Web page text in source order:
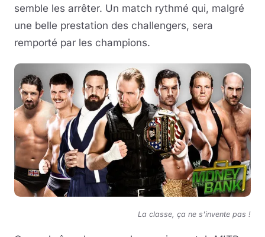
semble les arrêter. Un match rythmé qui, malgré
une belle prestation des challengers, sera
remporté par les champions.
La classe, ça ne s'invente pas !